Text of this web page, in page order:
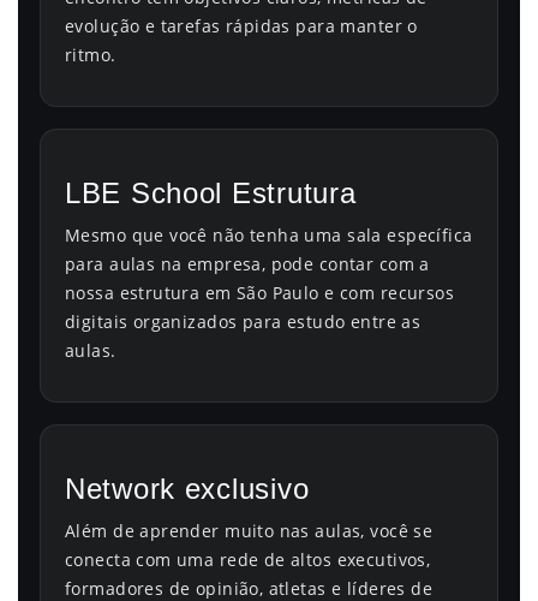
evolução e tarefas rápidas para manter o
ritmo.
LBE School Estrutura
Mesmo que você não tenha uma sala específica
para aulas na empresa, pode contar com a
nossa estrutura em São Paulo e com recursos
digitais organizados para estudo entre as
aulas.
Network exclusivo
Além de aprender muito nas aulas, você se
conecta com uma rede de altos executivos,
formadores de opinião, atletas e líderes de